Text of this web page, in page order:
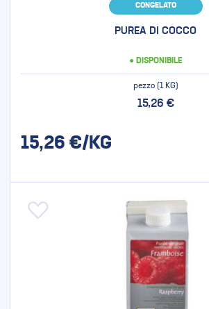
CONGELATO
PUREA DI COCCO
● DISPONIBILE
pezzo (1 KG)
15,26 €
15,26 €/KG
Aggiungi alla lista desideri